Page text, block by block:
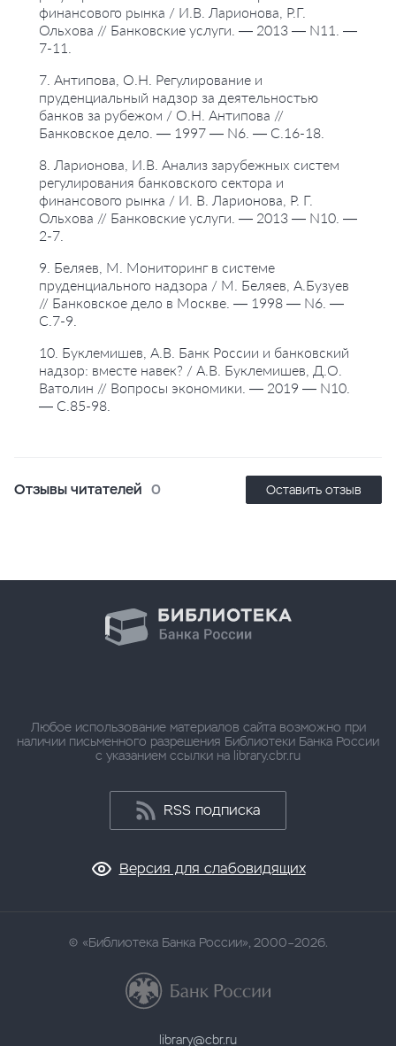
финансового рынка / И.В. Ларионова, Р.Г.
Ольхова // Банковские услуги. — 2013 — N11. —
7-11.
7. Антипова, О.Н. Регулирование и
пруденциальный надзор за деятельностью
банков за рубежом / О.Н. Антипова //
Банковское дело. — 1997 — N6. — С.16-18.
8. Ларионова, И.В. Анализ зарубежных систем
регулирования банковского сектора и
финансового рынка / И. В. Ларионова, Р. Г.
Ольхова // Банковские услуги. — 2013 — N10. —
2-7.
9. Беляев, М. Мониторинг в системе
пруденциального надзора / М. Беляев, А.Бузуев
// Банковское дело в Москве. — 1998 — N6. —
С.7-9.
10. Буклемишев, А.В. Банк России и банковский
надзор: вместе навек? / А.В. Буклемишев, Д.О.
Ватолин // Вопросы экономики. — 2019 — N10.
— С.85-98.
Отзывы читателей 0 Оставить отзыв
Любое использование материалов сайта возможно при
наличии письменного разрешения Библиотеки Банка России
с указанием ссылки на library.cbr.ru
RSS подписка
Версия для слабовидящих
«Библиотека Банка России», 2000–2026.
library@cbr.ru